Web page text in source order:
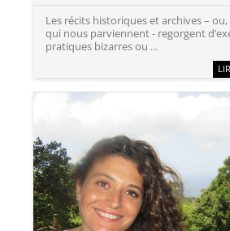
Les récits historiques et archives –
qui nous parviennent - regorgent
pratiques bizarres ou ...